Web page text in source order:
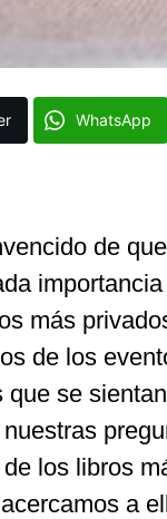
WhatsApp
de
importancia
más
de los
que se
los libros
a